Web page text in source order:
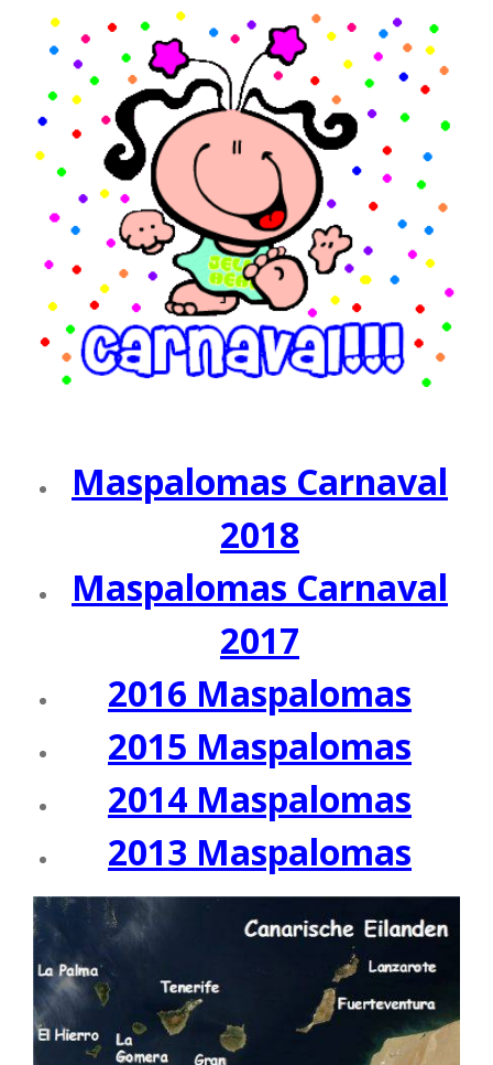
Maspalomas Carnaval
2018
Maspalomas Carnaval
2017
2016 Maspalomas
2015 Maspalomas
2014 Maspalomas
2013 Maspalomas